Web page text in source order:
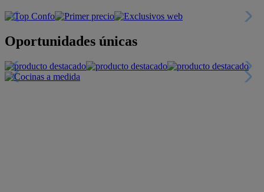
Oportunidades únicas